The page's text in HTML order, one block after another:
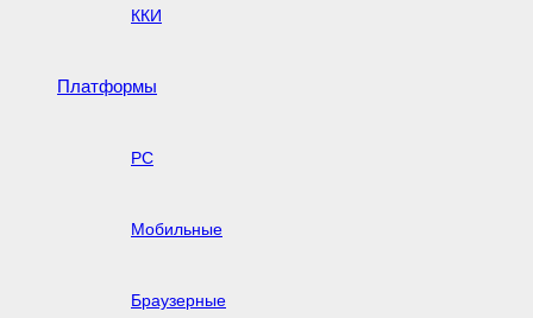
ККИ
Платформы
PC
Мобильные
Браузерные